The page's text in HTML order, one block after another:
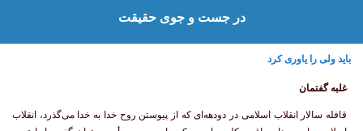
در جست و جوی حقیقت
باید ولی را یاوری کرد
غلبه گفتمان
قافله سالار انقلاب اسلامی در دودهه‌ای که از پیوستن روح خدا به خدا می‌گذرد، انقلاب